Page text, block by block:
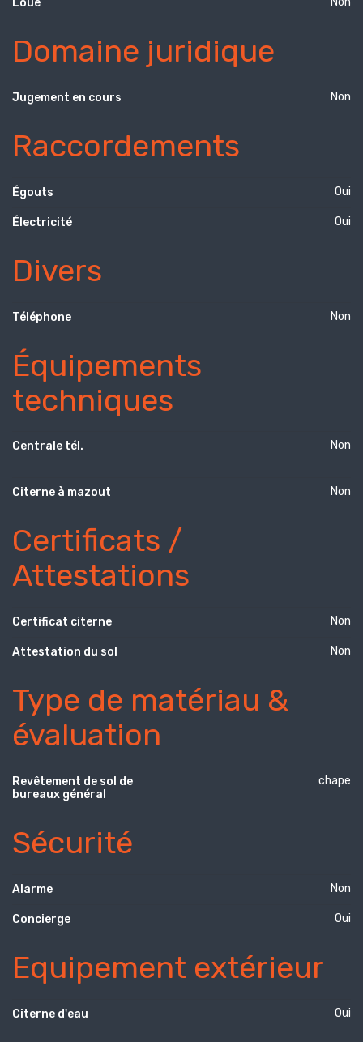
Loué
Domaine juridique
Jugement en cours Non
Raccordements
Égouts Oui
Électricité Oui
Divers
Téléphone Non
Équipements
techniques
Centrale tél. Non
Citerne à mazout Non
Certificats /
Attestations
Certificat citerne Non
Attestation du sol Non
Type de matériau &
évaluation
Revêtement de sol de
bureaux général
chape
Sécurité
Alarme Non
Concierge Oui
Equipement extérieur
Citerne d'eau Oui